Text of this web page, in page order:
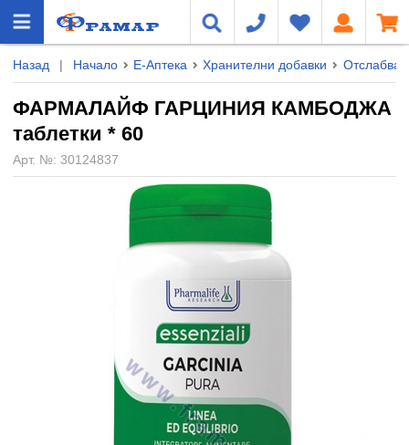
Назад | Начало Е-Аптека Хранителни добавки
ФАРМАЛАЙФ ГАРЦИНИЯ КАМБОДЖА
таблетки * 60
Арт. №: 30124837